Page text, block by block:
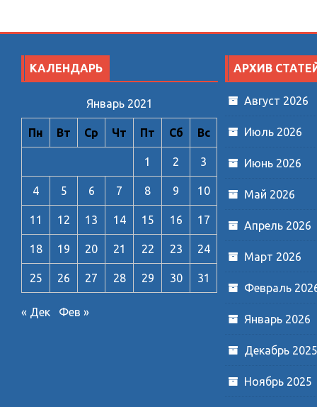
КАЛЕНДАРЬ
Январь 2021
Пн Вт Ср Чт Пт Сб Вс
1 2 3
4 5 6 7 8 9 10
11 12 13 14 15 16 17
18 19 20 21 22 23 24
25 26 27 28 29 30 31
« Дек Фев »
АРХИВ
Август 2026
Июль 2026
Июнь 2026
Май 2026
Апрель 2026
Март 2026
Февраль
Январь 2026
Декабрь 2025
Ноябрь 2025